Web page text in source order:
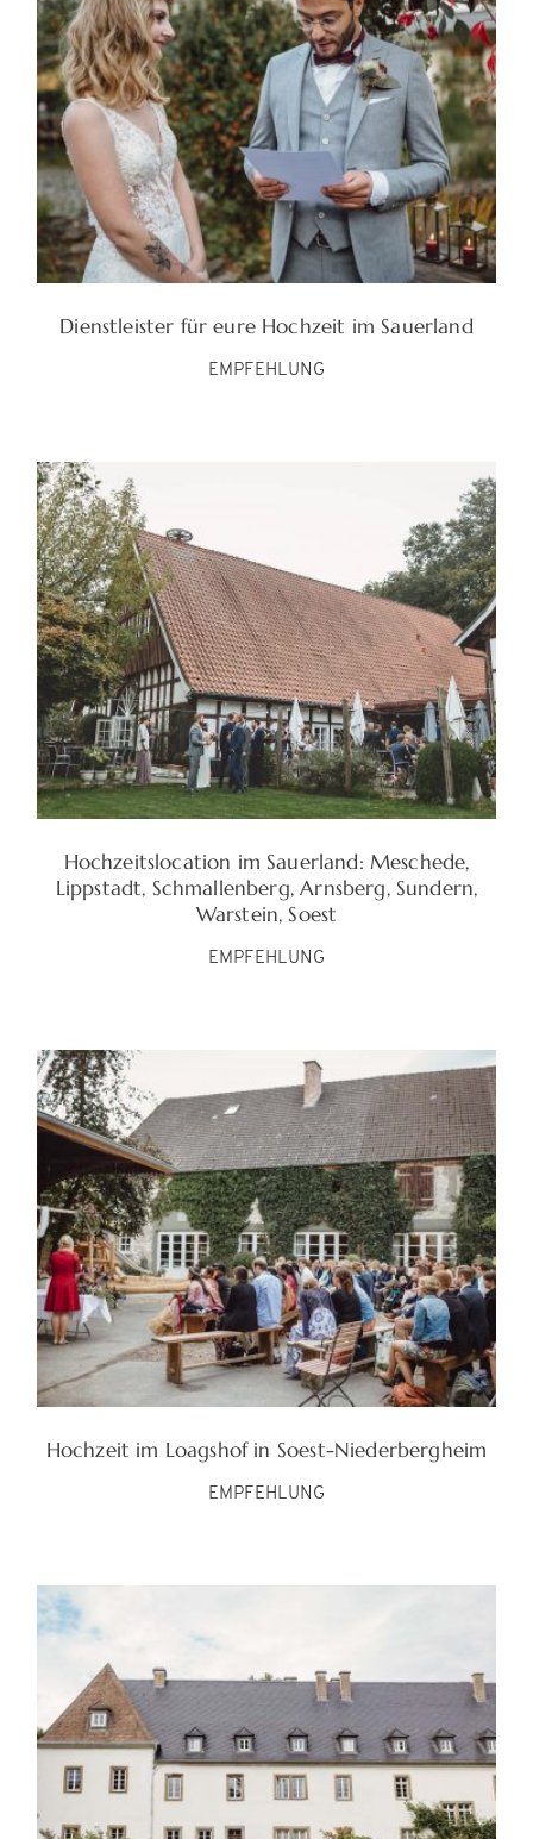
Dienstleister für eure Hochzeit im Sauerland
EMPFEHLUNG
Hochzeitslocation im Sauerland: Meschede,
Lippstadt, Schmallenberg, Arnsberg, Sundern,
Warstein, Soest
EMPFEHLUNG
Hochzeit im Loagshof in Soest-Niederbergheim
EMPFEHLUNG